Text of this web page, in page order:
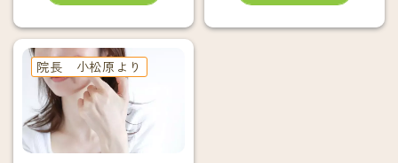
院長 小松原より